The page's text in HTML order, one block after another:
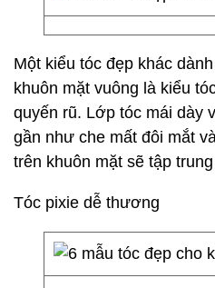
Một kiểu tóc đẹp khác
khuôn mặt vuông là kiểu
quyến rũ. Lớp tóc mái dày
gần như che mất đôi mắt
trên khuôn mặt sẽ tập
Tóc pixie dễ thương